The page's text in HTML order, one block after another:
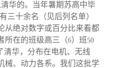
华的。当年暑期苏高中毕
三十余名（见后列名单）
从绝对数字或百分比来看都
所在的班级高三（6）班50
清华，分布在电机、无线
械、动力各系。我们这批学